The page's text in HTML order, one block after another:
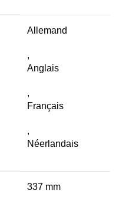
Allemand
,
Anglais
,
Français
,
Néerlandais
337 mm